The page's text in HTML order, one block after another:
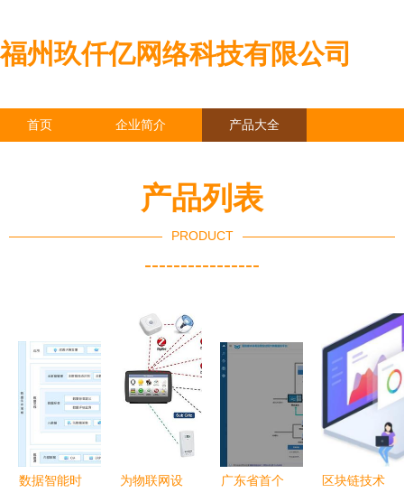
福州玖仟亿网络科技有限公司
首页 企业简介 产品大全
产品列表
PRODUCT
----------------
数据智能时
为物联网设
广东省首个
区块链技术